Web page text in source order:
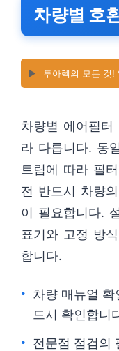
차량별 호
▶️ 투아렉의 모든 것!
차량별 에어필
라 다릅니다. 동
트림에 따라 필
전 반드시 차량
이 필요합니다.
표기와 고정 방
합니다.
차량 매뉴얼
드시 확인합니
전문점 점검의